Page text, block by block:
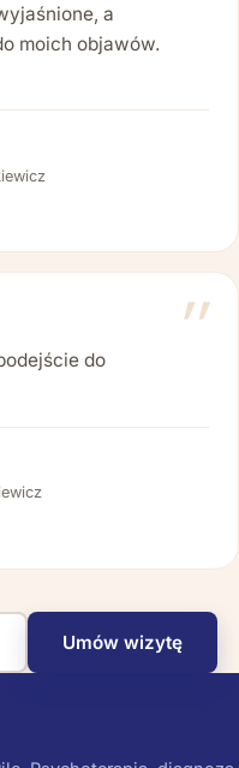
a
moich objawów.
do
Umów wizytę